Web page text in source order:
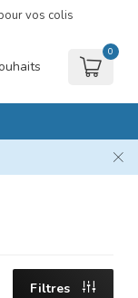
vos colis
0
Filtres